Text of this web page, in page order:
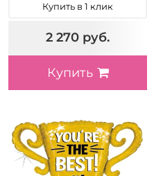
Купить в 1 клик
2 270 руб.
Купить